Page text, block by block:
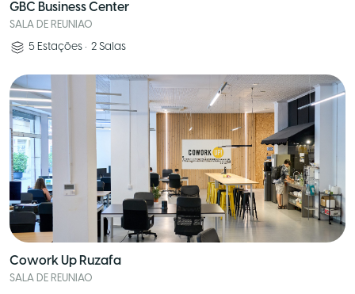
GBC Business Center
SALA DE REUNIAO
5 Estações • 2 Salas
Cowork Up Ruzafa
SALA DE REUNIAO